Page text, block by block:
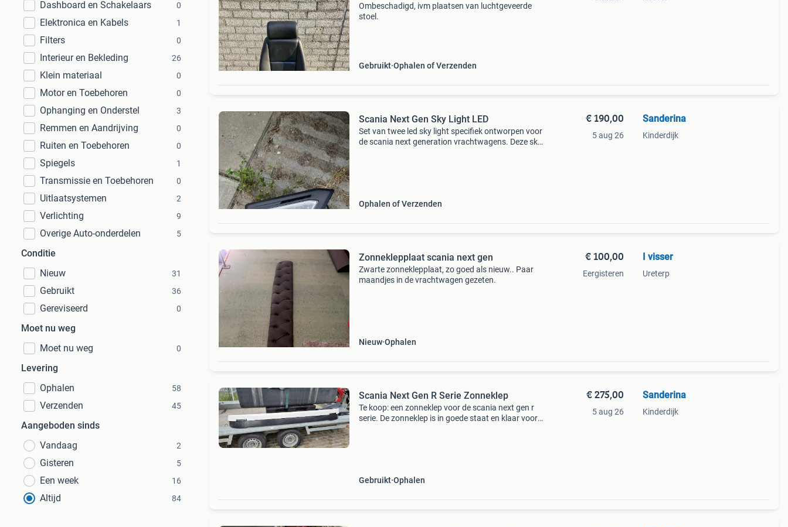
Dashboard en Schakelaars 0
Elektronica en Kabels 1
Filters 0
Interieur en Bekleding 26
Klein materiaal 0
Motor en Toebehoren 0
Ophanging en Onderstel 3
Remmen en Aandrijving 0
Ruiten en Toebehoren 0
Spiegels 1
Transmissie en Toebehoren 0
Uitlaatsystemen 2
Verlichting 9
Overige Auto-onderdelen 5
Conditie
Nieuw
31
Gebruikt 36
Gereviseerd 0
Moet nu weg
Moet nu weg
0
Levering
Ophalen
58
Verzenden 45
Aangeboden sinds
Vandaag
2
Gisteren 5
Een week 16
Altijd 84
Ombeschadigd, ivm plaatsen van luchtgeveerde
stoel.
Gebruikt Ophalen of Verzenden
Scania Next Gen Sky Light LED
Set van twee led sky light specifiek ontworpen voor
de scania next generation vrachtwagens. Deze sky
Ophalen of Verzenden
€ 190,00
5 aug 26
Sanderina
Kinderdijk
Zonneklepplaat scania next gen
Zwarte zonneklepplaat, zo goed als nieuw.. Paar
maandjes in de vrachtwagen gezeten.
Nieuw Ophalen
€ 100,00
Eergisteren
I visser
Ureterp
Scania Next Gen R Serie Zonneklep
Te koop: een zonneklep voor de scania next gen r
serie. De zonneklep is in goede staat en klaar voor
Gebruikt Ophalen
€ 275,00
5 aug 26
Sanderina
Kinderdijk